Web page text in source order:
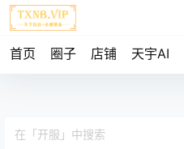
首页 圈子 店铺 天宇AI